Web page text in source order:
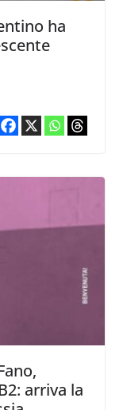
ha
arriva la